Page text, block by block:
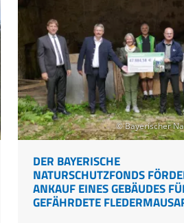
massiv
beschädigt
© Bayerischer
DER BAYERISCHE
NATURSCHUTZFONDS
ANKAUF EINES GEBÄUDES
GEFÄHRDETE